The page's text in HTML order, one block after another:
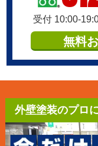
受付 10:00-
無料
外壁塗装のプロ